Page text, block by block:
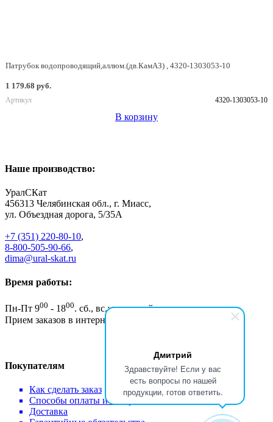
Дмитрий
Здравствуйте! Если у вас
есть вопросы по нашей
продукции, готов ответить.
Патрубок водопроводящий,аллюм.(дв.КамАЗ) , 4320-1303053-10
1 179.68 руб.
Артикул 4320-1303053-10
В корзину
Наше производство:
УралСКат
456313 Челябинская обл., г. Миасс,
ул. Объездная дорога, 5/35А
+7 (351) 220-80-10,
8-800-505-90-66,
dima@ural-skat.ru
Время работы:
Пн-Пт 900 - 1800. сб., вс.: выходной
Прием заказов в интернет магазине - круглосуточно
Покупателям
Как сделать заказ
Способы оплаты и возврат
Доставка